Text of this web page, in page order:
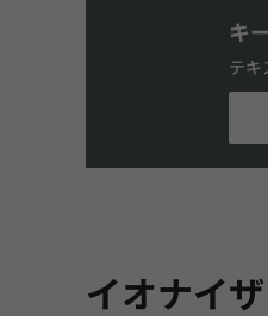
キ
テキ
イオナイザ